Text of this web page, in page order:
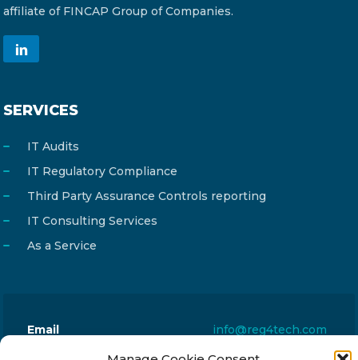
affiliate of FINCAP Group of Companies.
SERVICES
IT Audits
IT Regulatory Compliance
Third Party Assurance Controls reporting
IT Consulting Services
As a Service
Email
info@reg4tech.com